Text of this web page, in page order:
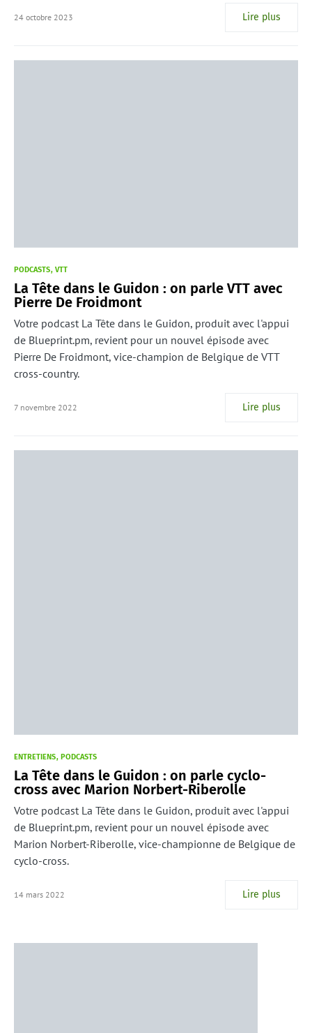
24 octobre 2023 Lire plus
PODCASTS VTT
La Tête dans le Guidon : on parle VTT avec
Pierre De Froidmont
Votre podcast La Tête dans le Guidon, produit avec l'appui
de Blueprint.pm, revient pour un nouvel épisode avec
Pierre De Froidmont, vice-champion de Belgique de VTT
cross-country.
7 novembre 2022 Lire plus
ENTRETIENS PODCASTS
La Tête dans le Guidon : on parle cyclo-
cross avec Marion Norbert-Riberolle
Votre podcast La Tête dans le Guidon, produit avec l'appui
de Blueprint.pm, revient pour un nouvel épisode avec
Marion Norbert-Riberolle, vice-championne de Belgique de
cyclo-cross.
14 mars 2022 Lire plus